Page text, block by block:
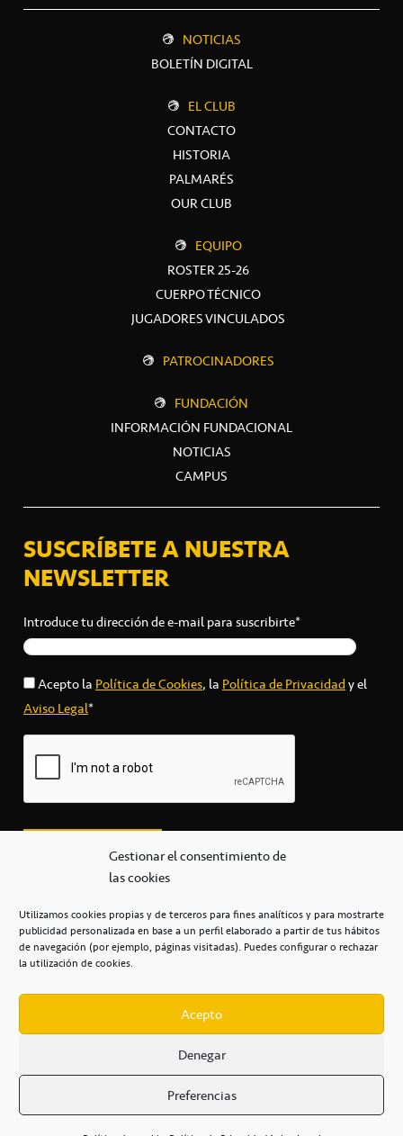
Gestionar el consentimiento de
las cookies
Utilizamos cookies propias y de terceros para fines analíticos y para mostrarte
publicidad personalizada en base a un perfil elaborado a partir de tus hábitos
de navegación (por ejemplo, páginas visitadas). Puedes configurar o rechazar
la utilización de cookies.
Acepto
Denegar
Preferencias
NOTICIAS
BOLETÍN DIGITAL
EL CLUB
CONTACTO
HISTORIA
PALMARÉS
OUR CLUB
EQUIPO
ROSTER 25-26
CUERPO TÉCNICO
JUGADORES VINCULADOS
PATROCINADORES
FUNDACIÓN
INFORMACIÓN FUNDACIONAL
NOTICIAS
CAMPUS
SUSCRÍBETE A NUESTRA
NEWSLETTER
Introduce tu dirección de e-mail para suscribirte*
Acepto laPolítica de Cookies, laPolítica de Privacidady el
Aviso Legal*
secretaria@cbcanarias.es
+34 922 253 684
Casa del Deporte / 38108 – La Laguna
POLÍTICA DE PRIVACIDAD / POLÍTICA DE COOKIES /
AVISO LEGAL / CONDICIONES